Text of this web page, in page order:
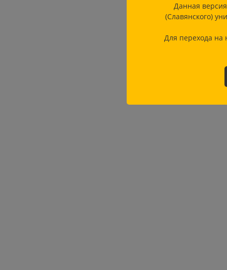
Данная
(Славянского)
Для перехода на